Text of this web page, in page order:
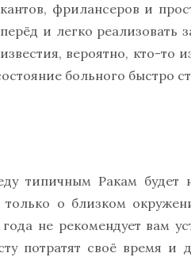
фрилансеров и
и легко реализовать
вероятно, кто-то
больного быстро
типичным Ракам будет
о близком
не рекомендует вам
потратят своё время и